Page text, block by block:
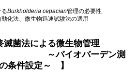
Burkholderia cepacian管理の必要性
化法、微生物迅速試験法の適用
菌法による微生物管理
オバーデン測
条件設定～ 】